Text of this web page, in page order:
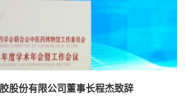
股份有限公司董事长程杰致辞